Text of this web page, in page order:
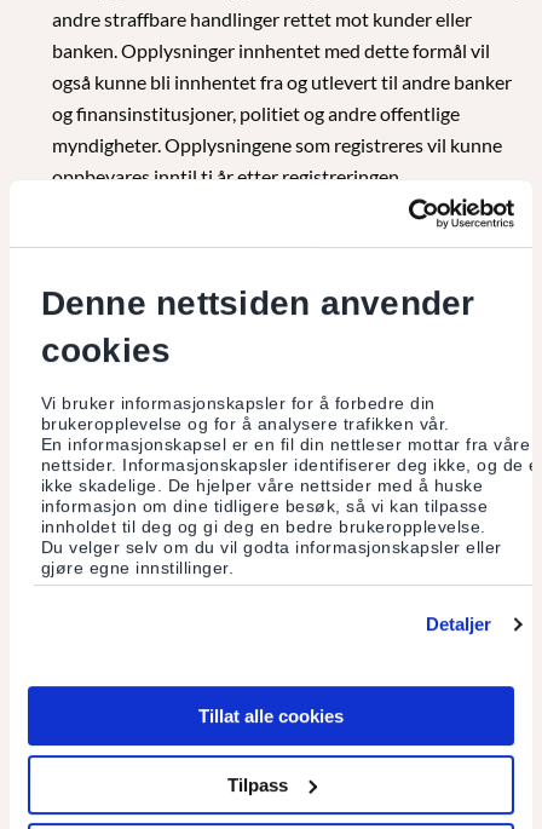
Denne nettsiden anvender
cookies
Vi bruker informasjonskapsler for å forbedre din
brukeropplevelse og for å analysere trafikken vår.
En informasjonskapsel er en fil din nettleser mottar fra våre
nettsider. Informasjonskapsler identifiserer deg ikke, og de
ikke skadelige. De hjelper våre nettsider med å huske
informasjon om dine tidligere besøk, så vi kan tilpasse
innholdet til deg og gi deg en bedre brukeropplevelse.
Du velger selv om du vil godta informasjonskapsler eller
gjøre egne innstillinger.
Detaljer
Tillat alle cookies
Tilpass
andre straffbare handlinger rettet mot kunder eller
banken. Opplysninger innhentet med dette formål vil
også kunne bli innhentet fra og utlevert til andre banker
og finansinstitusjoner, politiet og andre offentlige
myndigheter. Opplysningene som registreres vil kunne
oppbevares inntil ti år etter registreringen.
Banken vil behandle personopplysninger for å forebygge
terrorfinansiering. Banken er pålagt undersøkelses- og
rapporteringsplikt for mistenkelige transaksjoner etter
hvitvaskingsloven. Banken er videre pålagt å rapportere
mistenkelige opplysninger og transaksjoner til Økokrim.
Slik informasjon vil banken oppbevare i fem år etter
avslutning av kundeforholdet.
Kameraovervåkning i og utenfor bankens lokaler
Banken foretar ikke bildeopptak ved kameraovervåking
Lydopptak m.v. i forbindelse med investeringstjenester
Banken yter ikke investeringstjenester.
Lydopptak ved melding om tap av betalingsinstrument